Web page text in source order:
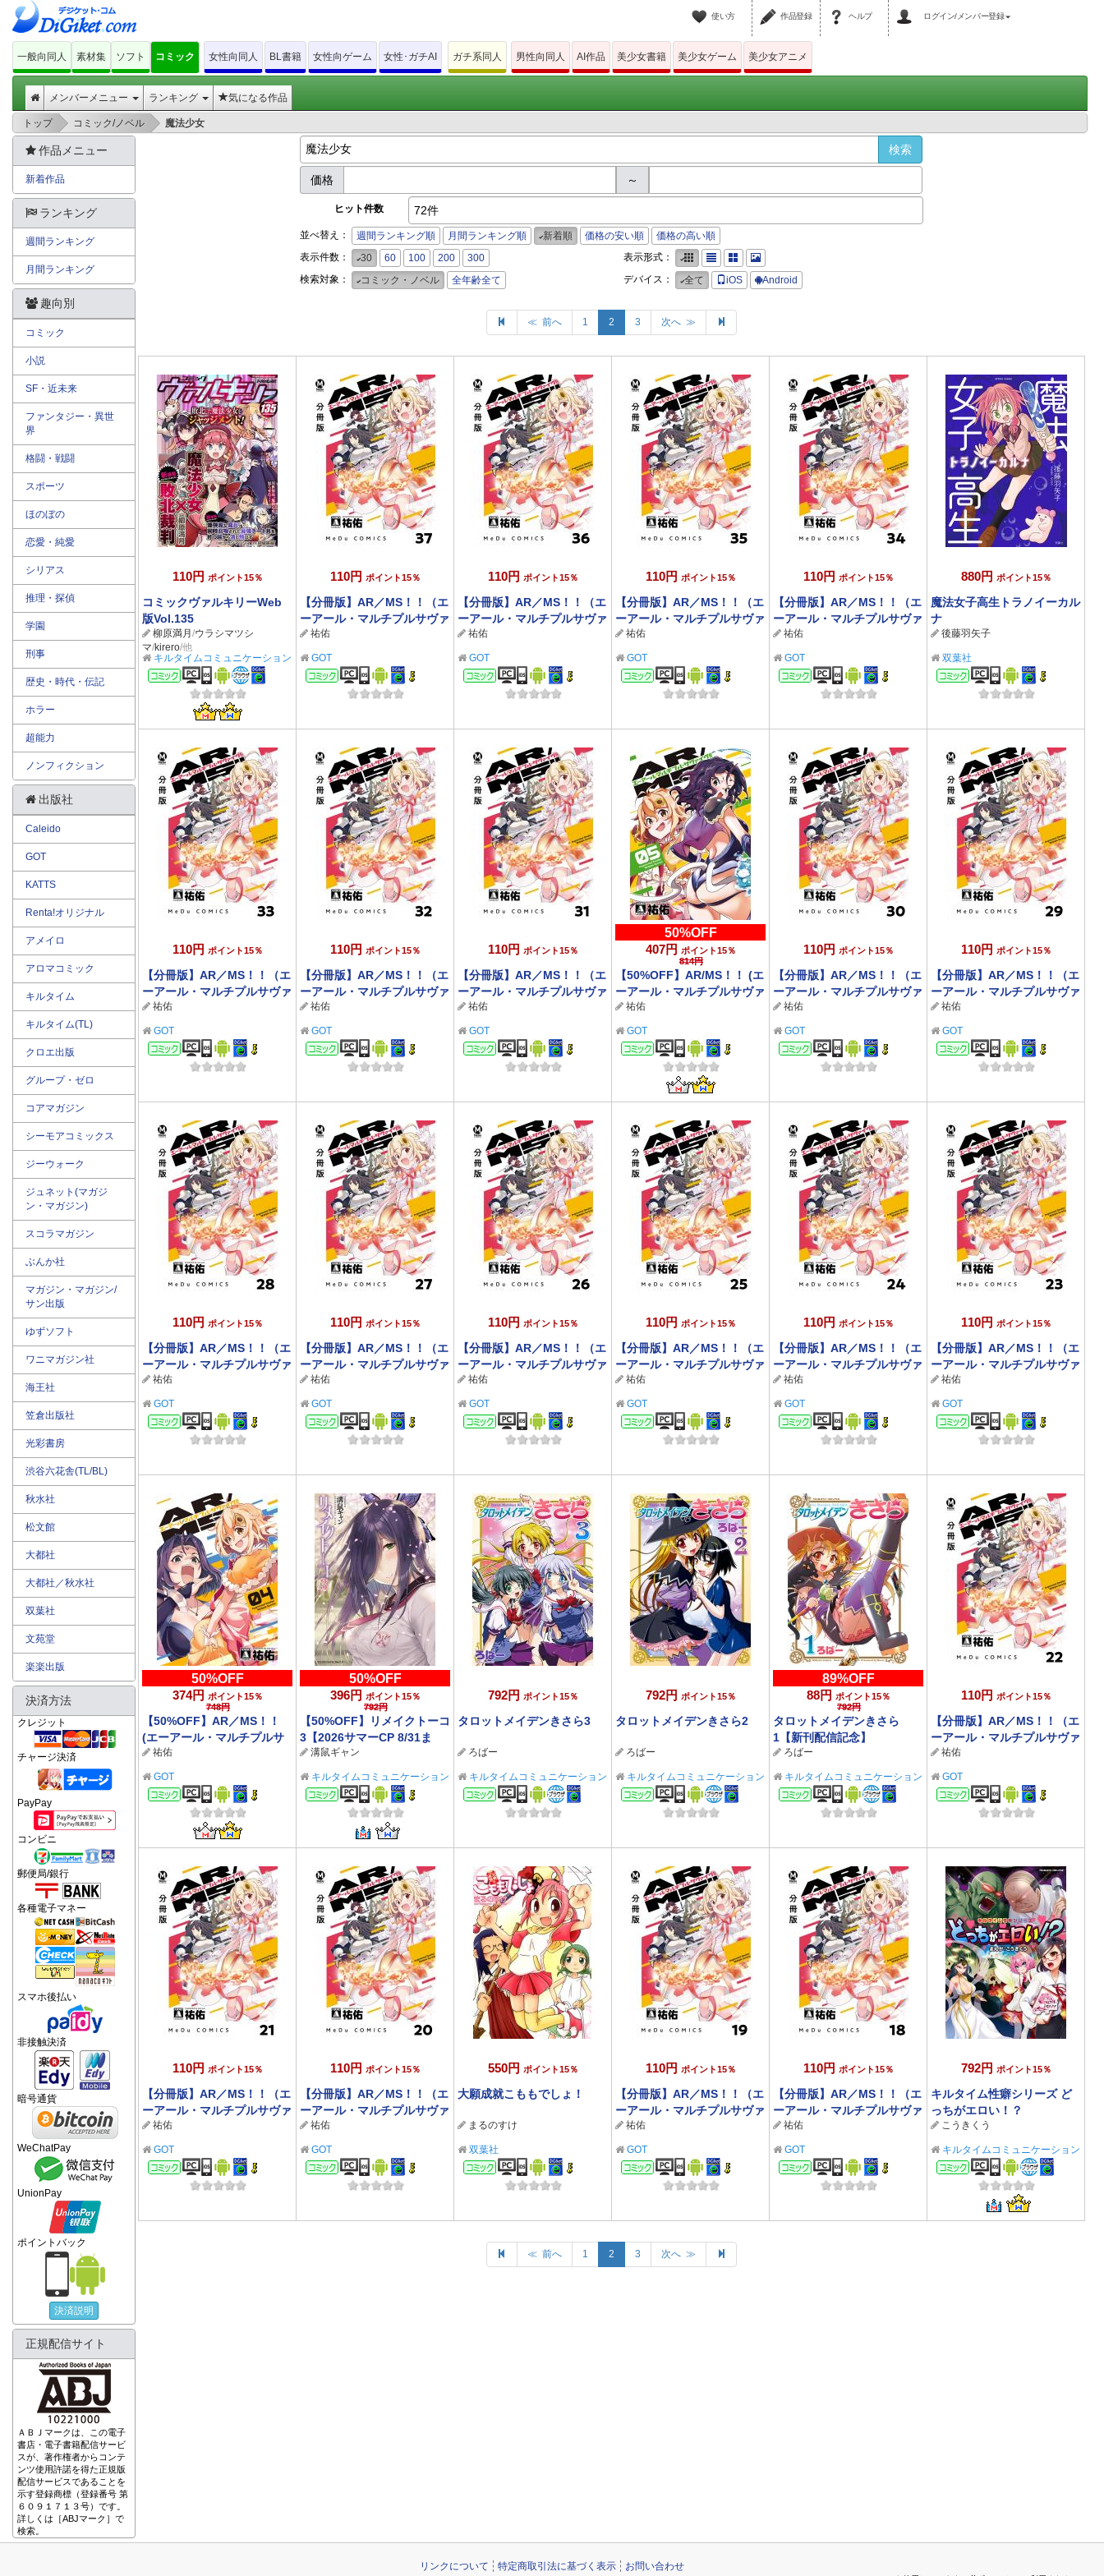
使い方 作品登録 ヘルプ ログイン/メンバー登録
一般向同人 素材集 ソフト コミック 女性向同人 BL書籍 女性向ゲーム 女性･ガチAI ガチ系同人 男性向同人 AI作品 美少女書籍 美少女ゲーム 美少女アニメ
メンバーメニュー ランキング 気になる作品
トップ > コミック/ノベル > 魔法少女
価格 ～
ヒット件数 72件
並べ替え： 週間ランキング順 月間ランキング順 新着順 価格の安い順
価格の高い順
表示件数：
30 60 100 200 300
表示形式：
検索対象：
コミック・ノベル 全年齢全て デバイス： 全て iOS Android
≪ 前へ 1 2 3 次へ ≫
110円 ポイント15％
コミックヴァルキリーWeb
版Vol.135
柳原満月 /ウラシマツシ
マ/kirero/他
キルタイムコミュニケーション
コミック
110円 ポイント15％
【分冊版】AR／MS！！（エ
ーアール・マルチプルサヴァ
イヴ） 37
祐佑
GOT
コミック
110円 ポイント15％
【分冊版】AR／MS！！（エ
ーアール・マルチプルサヴァ
イヴ） 36
祐佑
GOT
コミック
110円 ポイント15％
【分冊版】AR／MS！！（エ
ーアール・マルチプルサヴァ
イヴ） 35
祐佑
GOT
コミック
110円 ポイント15％
【分冊版】AR／MS！！（エ
ーアール・マルチプルサヴァ
イヴ） 34
祐佑
GOT
コミック
880円 ポイント15％
魔法女子高生トラノイーカル
ナ
後藤羽矢子
双葉社
コミック
110円 ポイント15％
【分冊版】AR／MS！！（エ
ーアール・マルチプルサヴァ
イヴ） 33
祐佑
GOT
コミック
110円 ポイント15％
【分冊版】AR／MS！！（エ
ーアール・マルチプルサヴァ
イヴ） 32
祐佑
GOT
コミック
110円 ポイント15％
【分冊版】AR／MS！！（エ
ーアール・マルチプルサヴァ
イヴ） 31
祐佑
GOT
コミック
50%OFF
407円 ポイント15％
814円
【50%OFF】AR/MS！！ (エ
ーアール・マルチプルサヴァ
イヴ) 5【電子版限定特典付
き】【新刊配信記念】
祐佑
GOT
コミック
110円 ポイント15％
【分冊版】AR／MS！！（エ
ーアール・マルチプルサヴァ
イヴ） 30
祐佑
GOT
コミック
110円 ポイント15％
【分冊版】AR／MS！！（エ
ーアール・マルチプルサヴァ
イヴ） 29
祐佑
GOT
コミック
110円 ポイント15％
【分冊版】AR／MS！！（エ
ーアール・マルチプルサヴァ
イヴ） 28
祐佑
GOT
コミック
110円 ポイント15％
【分冊版】AR／MS！！（エ
ーアール・マルチプルサヴァ
イヴ） 27
祐佑
GOT
コミック
110円 ポイント15％
【分冊版】AR／MS！！（エ
ーアール・マルチプルサヴァ
イヴ） 26
祐佑
GOT
コミック
110円 ポイント15％
【分冊版】AR／MS！！（エ
ーアール・マルチプルサヴァ
イヴ） 25
祐佑
GOT
コミック
110円 ポイント15％
【分冊版】AR／MS！！（エ
ーアール・マルチプルサヴァ
イヴ） 24
祐佑
GOT
コミック
110円 ポイント15％
【分冊版】AR／MS！！（エ
ーアール・マルチプルサヴァ
イヴ） 23
祐佑
GOT
コミック
50%OFF
374円 ポイント15％
748円
【50%OFF】AR／MS！！
(エーアール・マルチプルサ
ヴァイヴ) 4【電子版限定特
典付き】【新刊配信記念】
祐佑
GOT
コミック
50%OFF
396円 ポイント15％
792円
【50%OFF】リメイクトーコ
3【2026サマーCP 8/31ま
で】溝鼠ギャン
キルタイムコミュニケーション
コミック
792円 ポイント15％
タロットメイデンきさら3
ろばー
キルタイムコミュニケーション
コミック
792円 ポイント15％
タロットメイデンきさら2
ろばー
キルタイムコミュニケーション
コミック
89%OFF
88円 ポイント15％
792円
タロットメイデンきさら
1【新刊配信記念】
ろばー
キルタイムコミュニケーション
コミック
110円 ポイント15％
【分冊版】AR／MS！！（エ
ーアール・マルチプルサヴァ
イヴ） 22
祐佑
GOT
コミック
110円 ポイント15％
【分冊版】AR／MS！！（エ
ーアール・マルチプルサヴァ
イヴ） 21
祐佑
GOT
コミック
110円 ポイント15％
【分冊版】AR／MS！！（エ
ーアール・マルチプルサヴァ
イヴ） 20
祐佑
GOT
コミック
550円 ポイント15％
大願成就こももでしょ！
まるのすけ
双葉社
コミック
110円 ポイント15％
【分冊版】AR／MS！！（エ
ーアール・マルチプルサヴァ
イヴ） 19
祐佑
GOT
コミック
110円 ポイント15％
【分冊版】AR／MS！！（エ
ーアール・マルチプルサヴァ
イヴ） 18
祐佑
GOT
コミック
792円 ポイント15％
キルタイム性癖シリーズ ど
っちがエロい！？
こうきくう
キルタイムコミュニケーション
コミック
≪ 前へ 1 2 3 次へ ≫
作品メニュー
新着作品
ランキング
週間ランキング
月間ランキング
趣向別
コミック
小説
SF・近未来
ファンタジー・異世
界
格闘・戦闘
スポーツ
ほのぼの
恋愛・純愛
シリアス
推理・探偵
学園
刑事
歴史・時代・伝記
ホラー
超能力
ノンフィクション
出版社
Caleido
GOT
KATTS
Renta!オリジナル
アメイロ
アロマコミック
キルタイム
キルタイム(TL)
クロエ出版
グループ・ゼロ
コアマガジン
シーモアコミックス
ジーウォーク
ジュネット(マガジ
ン・マガジン)
スコラマガジン
ぶんか社
マガジン・マガジン/
サン出版
ゆずソフト
ワニマガジン社
海王社
笠倉出版社
光彩書房
渋谷六花舎(TL/BL)
秋水社
松文館
大都社
大都社／秋水社
双葉社
文苑堂
楽楽出版
決済方法
クレジット
チャージ決済
PayPay
コンビニ
郵便局/銀行
各種電子マネー
スマホ後払い
非接触決済
暗号通貨
WeChatPay
UnionPay
ポイントバック
決済説明
正規配信サイト
ＡＢＪマークは、この電子
書店・電子書籍配信サービ
スが、著作権者からコンテ
ンツ使用許諾を得た正規版
配信サービスであることを
示す登録商標（登録番号 第
６０９１７１３号）です。
詳しくは［ABJマーク］で
検索。
リンクについて 特定商取引法に基づく表示 お問い合わせ